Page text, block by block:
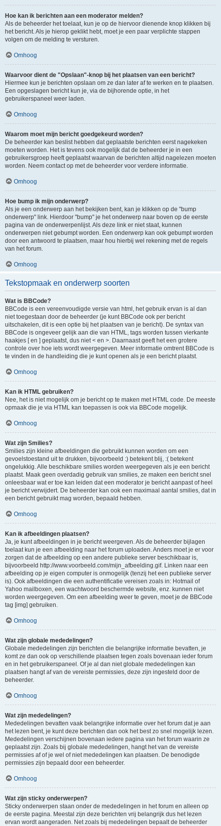
Hoe kan ik berichten aan een moderator melden?
Als de beheerder het toelaat, kun je op de hiervoor dienende knop klikken bij
het bericht. Als je hierop geklikt hebt, moet je een paar verplichte stappen
volgen om de melding te versturen.
Omhoog
Waarvoor dient de "Opslaan"-knop bij het plaatsen van een bericht?
Hiermee kun je berichten opslaan om ze dan later af te werken en te plaatsen.
Een opgeslagen bericht kun je, via de bijhorende optie, in het
gebruikerspaneel weer laden.
Omhoog
Waarom moet mijn bericht goedgekeurd worden?
De beheerder kan beslist hebben dat geplaatste berichten eerst nagekeken
moeten worden. Het is tevens ook mogelijk dat de beheerder je in een
gebruikersgroep heeft geplaatst waarvan de berichten altijd nagelezen moeten
worden. Neem contact op met de beheerder voor verdere informatie.
Omhoog
Hoe bump ik mijn onderwerp?
Als je een onderwerp aan het bekijken bent, kan je klikken op de "bump
onderwerp" link. Hierdoor "bump" je het onderwerp naar boven op de eerste
pagina van de onderwerpenlijst. Als deze link er niet staat, kunnen
onderwerpen niet gebumpt worden. Een onderwerp kan ook gebumpt worden
door een antwoord te plaatsen, maar hou hierbij wel rekening met de regels
van het forum.
Omhoog
Tekstopmaak en onderwerp soorten
Wat is BBCode?
BBCode is een vereenvoudigde versie van html, het gebruik ervan is al dan
niet toegestaan door de beheerder (je kunt BBCode ook per bericht
uitschakelen, dit is een optie bij het plaatsen van je bericht). De syntax van
BBCode is ongeveer gelijk aan die van HTML, tags worden tussen vierkante
haakjes [ en ] geplaatst, dus niet < en >. Daarnaast geeft het een grotere
controle over hoe iets wordt weergegeven. Meer informatie omtrent BBCode is
te vinden in de handleiding die je kunt openen als je een bericht plaatst.
Omhoog
Kan ik HTML gebruiken?
Nee, het is niet mogelijk om je bericht op te maken met HTML code. De meeste
opmaak die je via HTML kan toepassen is ook via BBCode mogelijk.
Omhoog
Wat zijn Smilies?
Smilies zijn kleine afbeeldingen die gebruikt kunnen worden om een
gevoelstoestand uit te drukken, bijvoorbeeld :) betekent blij, :( betekent
ongelukkig. Alle beschikbare smilies worden weergegeven als je een bericht
plaatst. Maak geen overdadig gebruik van smilies, ze maken een bericht snel
onleesbaar wat er toe kan leiden dat een moderator je bericht aanpast of heel
je bericht verwijdert. De beheerder kan ook een maximaal aantal smilies, dat in
een bericht gebruikt mag worden, bepaald hebben.
Omhoog
Kan ik afbeeldingen plaatsen?
Ja, je kunt afbeeldingen in je bericht weergeven. Als de beheerder bijlagen
toelaat kun je een afbeelding naar het forum uploaden. Anders moet je er voor
zorgen dat de afbeelding op een andere publieke server beschikbaar is,
bijvoorbeeld http://www.voorbeeld.com/mijn_afbeelding.gif. Linken naar een
afbeelding op je eigen computer is onmogelijk (tenzij het een publieke server
is). Ook afbeeldingen die een authentificatie vereisen zoals in: Hotmail of
Yahoo mailboxen, een wachtwoord beschermde website, enz. kunnen niet
worden weergegeven. Om een afbeelding weer te geven, moet je de BBCode
tag [img] gebruiken.
Omhoog
Wat zijn globale mededelingen?
Globale mededelingen zijn berichten die belangrijke informatie bevatten, je
komt ze dan ook op verschillende plaatsen tegen zoals bovenaan ieder forum
en in het gebruikerspaneel. Of je al dan niet globale mededelingen kan
plaatsen hangt af van de vereiste permissies, deze zijn ingesteld door de
beheerder.
Omhoog
Wat zijn mededelingen?
Mededelingen bevatten vaak belangrijke informatie over het forum dat je aan
het lezen bent, je kunt deze berichten dan ook het best zo snel mogelijk lezen.
Mededelingen verschijnen bovenaan iedere pagina van het forum waarin ze
geplaatst zijn. Zoals bij globale mededelingen, hangt het van de vereiste
permissies af of je wel of niet mededelingen kan plaatsen. De benodigde
permissies zijn bepaald door een beheerder.
Omhoog
Wat zijn sticky onderwerpen?
Sticky onderwerpen staan onder de mededelingen in het forum en alleen op
de eerste pagina. Meestal zijn deze berichten vrij belangrijk dus het lezen
ervan wordt aangeraden. Net zoals bij mededelingen bepaalt de beheerder